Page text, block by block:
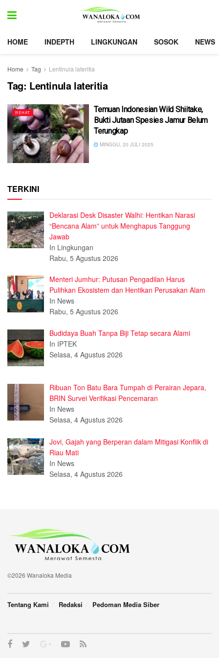
HOME INDEPTH LINGKUNGAN SOSOK NEWS
Home Tag Lentinula lateritia
Tag: Lentinula lateritia
REHAT
Temuan Indonesian Wild Shiitake,
Bukti Jutaan Spesies Jamur Belum
Terungkap
MINGGU, 20 JULI 2025
TERKINI
Deklarasi Desk Disaster Walhi: Hentikan Narasi
“Bencana Alam” untuk Menghapus Tanggung
Jawab
In Lingkungan
Rabu, 5 Agustus 2026
Menteri Jumhur: Putusan Pengadilan Harus
Pulihkan Ekosistem dan Hentikan Perusakan Alam
In News
Rabu, 5 Agustus 2026
Budidaya Buah Tanpa Biji Tetap secara Alami
In IPTEK
Selasa, 4 Agustus 2026
Ribuan Ton Batu Bara Tumpah di Perairan Jepara,
BRIN Survei Verifikasi Pencemaran
In News
Selasa, 4 Agustus 2026
Jovi, Gajah yang Berperan dalam Mitigasi Konflik di
Riau Mati
In News
Selasa, 4 Agustus 2026
©2026 Wanaloka Media
Tentang Kami Redaksi Pedoman Media Siber